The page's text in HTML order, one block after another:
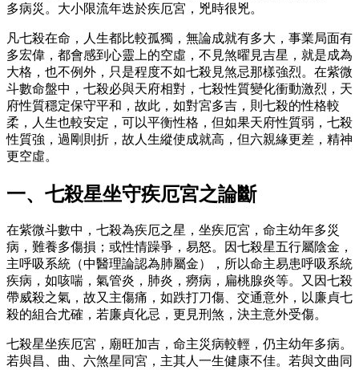
多病災。大小限流年迭於疾厄宮，兇時很兇。
凡七殺在命，人生都比較孤獨，無論成就有多大，事業局面有
多宏偉，都會感到心靈上的空虛，不見煞曜見吉星，就是成為
大格，也不例外，只是程度不如七殺見煞忌那樣強烈。在紫微
斗數命盤中，七殺必與天府相對，七殺性質變化衝動激烈，天
府性質穩定保守平和，故此，如對宮多吉，則七殺的性格較
柔，人生也較安定，可以平衡性格，但如果天府性質弱，七殺
性質強，過剛則折，故人生縱使成就高，但六親緣更差，精神
更空虛。
一、七殺星坐守疾厄宮之論斷
在紫微斗數中，七殺為疾厄之星，坐疾厄宮，命主幼年多災
病，難養多傷損；或性情躁爭，易怒。因七殺星五行屬陰金，
主呼吸系統（中醫理論認為肺屬金），所以命主易患呼吸系統
疾病，如咳喘，氣管炎，肺炎，癆病，扁桃腺炎等。又因七殺
帶威殺之氣，故又主傷痛，如跌打刀傷、交通意外，以廉貞七
殺的組合尤確，若廉貞化忌，更見刑煞，決主意外受傷。
七殺星坐疾厄宮，廟旺加吉，命主災病較輕，仍主幼年多病。
若與昌、曲、六煞星同宮，主其人一生健康不佳。若與文曲同